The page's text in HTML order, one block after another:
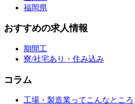
福岡県
おすすめの求人情報
期間工
寮/社宅あり・住み込み
コラム
工場・製造業ってこんなところ